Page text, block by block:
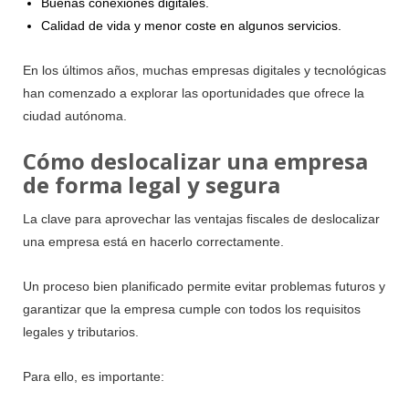
Calidad de vida y menor coste en algunos servicios.
En los últimos años, muchas empresas digitales y tecnológicas
han comenzado a explorar las oportunidades que ofrece la
ciudad autónoma.
Cómo deslocalizar una empresa
de forma legal y segura
La clave para aprovechar las ventajas fiscales de deslocalizar
una empresa está en hacerlo correctamente.
Un proceso bien planificado permite evitar problemas futuros y
garantizar que la empresa cumple con todos los requisitos
legales y tributarios.
Para ello, es importante: